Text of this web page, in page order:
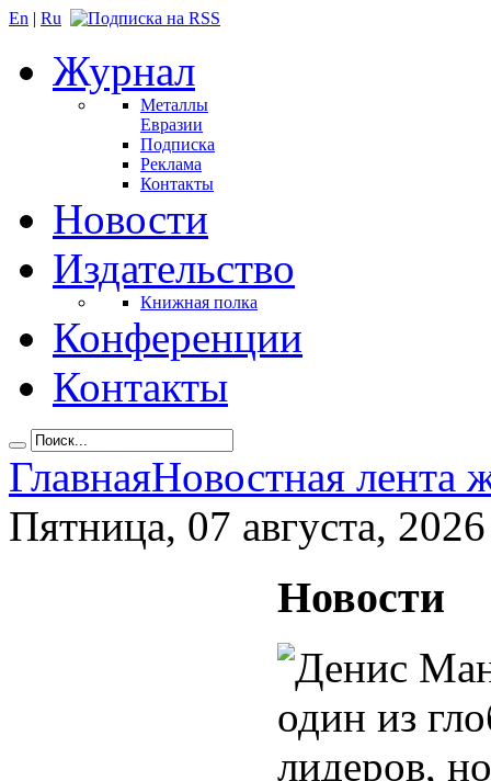
En | Ru
Журнал
Металлы
Евразии
Подписка
Реклама
Контакты
Новости
Издательство
Книжная полка
Конференции
Контакты
ГлавнаяНовостная лента
Пятница, 07 августа, 2026
Новости